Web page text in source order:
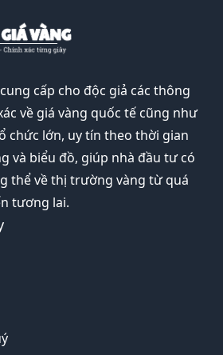
cung cấp cho độc giả các thông
về giá vàng quốc tế cũng như
chức lớn, uy tín theo thời gian
và biểu đồ, giúp nhà đầu tư có
thể về thị trường vàng từ quá
tương lai.